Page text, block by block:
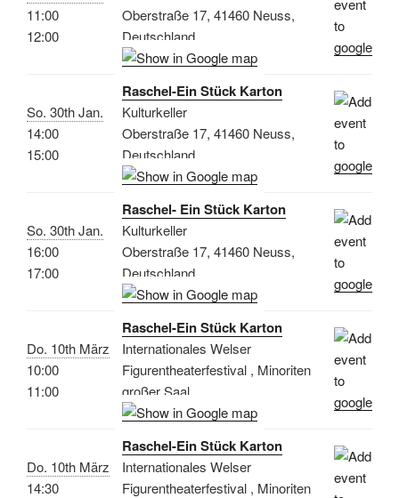
11:00
12:00
Oberstraße 17, 41460 Neuss,
Deutschland
So. 30th Jan.
14:00
15:00
Raschel-Ein Stück Karton
Kulturkeller
Oberstraße 17, 41460 Neuss,
Deutschland
So. 30th Jan.
16:00
17:00
Raschel- Ein Stück Karton
Kulturkeller
Oberstraße 17, 41460 Neuss,
Deutschland
Do. 10th März
10:00
11:00
Raschel-Ein Stück Karton
Internationales Welser
Figurentheaterfestival , Minoriten
großer Saal
Do. 10th März
14:30
Raschel-Ein Stück Karton
Internationales Welser
Figurentheaterfestival , Minoriten